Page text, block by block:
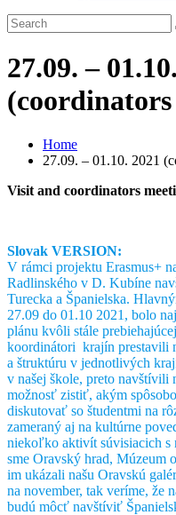
27.09. –
Home
27.09. – 01.10. 2021
Visit and coordinators
Slovak VERSION:
V rámci projektu Erasmus+
Radlinského v D. Kubíne
Turecka a Španielska.
27.09 do 01.10 2021, bolo
plánu kvôli stále
koordinátori krajín prestavili
a štruktúru v jednotlivých
v našej škole, preto
možnosť zistiť, akým
diskutovať so študentmi na
zameraný aj na kultúrne
niekoľko aktivít súvisiacich s
sme Oravský hrad, Múzeum
im ukázali našu Oravskú
na november, tak veríme, že
budú môcť navštíviť